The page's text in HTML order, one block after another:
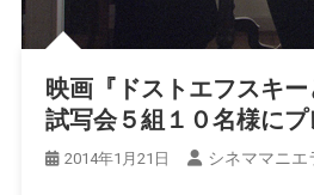
映画『ドストエフスキー
試写会５組１０名様にプ
2014年1月21日 シネママニエ